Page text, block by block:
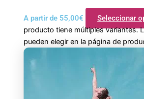
A partir de 55,00€ Seleccionar
producto tiene múltiples variantes.
pueden elegir en la página de